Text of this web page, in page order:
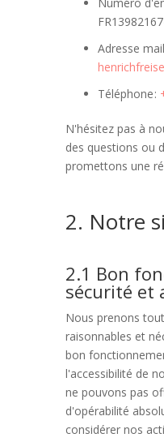
Adresse mail
Téléphone :
N'hésitez pas à
des questions ou
promettons une
2. Notre
2.1 Bon
sécurité et
Nous prenons
raisonnables et
bon
l'accessibilité de
ne pouvons pas
d'opérabilité
considérer nos